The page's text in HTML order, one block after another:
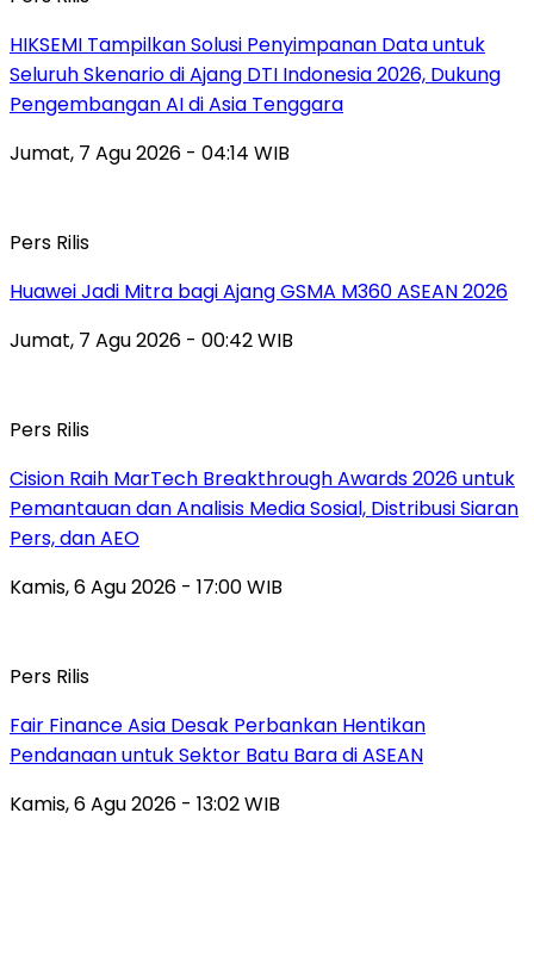
HIKSEMI Tampilkan Solusi Penyimpanan Data untuk
Seluruh Skenario di Ajang DTI Indonesia 2026, Dukung
Pengembangan AI di Asia Tenggara
Jumat, 7 Agu 2026 - 04:14 WIB
Pers Rilis
Huawei Jadi Mitra bagi Ajang GSMA M360 ASEAN 2026
Jumat, 7 Agu 2026 - 00:42 WIB
Pers Rilis
Cision Raih MarTech Breakthrough Awards 2026 untuk
Pemantauan dan Analisis Media Sosial, Distribusi Siaran
Pers, dan AEO
Kamis, 6 Agu 2026 - 17:00 WIB
Pers Rilis
Fair Finance Asia Desak Perbankan Hentikan
Pendanaan untuk Sektor Batu Bara di ASEAN
Kamis, 6 Agu 2026 - 13:02 WIB